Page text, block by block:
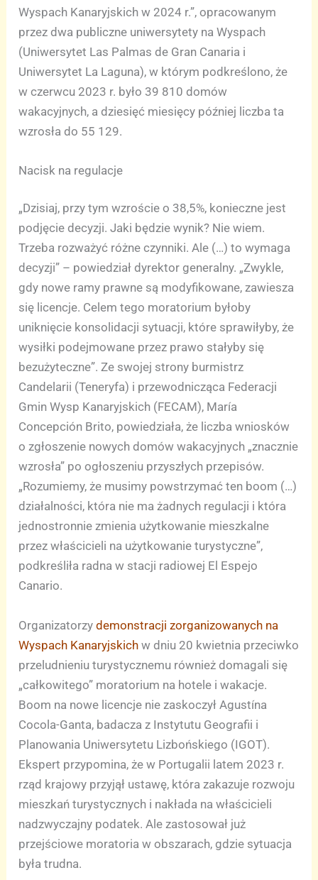
Wyspach Kanaryjskich w 2024 r.”, opracowanym
przez dwa publiczne uniwersytety na Wyspach
(Uniwersytet Las Palmas de Gran Canaria i
Uniwersytet La Laguna), w którym podkreślono, że
w czerwcu 2023 r. było 39 810 domów
wakacyjnych, a dziesięć miesięcy później liczba ta
wzrosła do 55 129.
Nacisk na regulacje
„Dzisiaj, przy tym wzroście o 38,5%, konieczne jest
podjęcie decyzji. Jaki będzie wynik? Nie wiem.
Trzeba rozważyć różne czynniki. Ale (…) to wymaga
decyzji” – powiedział dyrektor generalny. „Zwykle,
gdy nowe ramy prawne są modyfikowane, zawiesza
się licencje. Celem tego moratorium byłoby
uniknięcie konsolidacji sytuacji, które sprawiłyby, że
wysiłki podejmowane przez prawo stałyby się
bezużyteczne”. Ze swojej strony burmistrz
Candelarii (Teneryfa) i przewodnicząca Federacji
Gmin Wysp Kanaryjskich (FECAM), María
Concepción Brito, powiedziała, że liczba wniosków
o zgłoszenie nowych domów wakacyjnych „znacznie
wzrosła” po ogłoszeniu przyszłych przepisów.
„Rozumiemy, że musimy powstrzymać ten boom (…)
działalności, która nie ma żadnych regulacji i która
jednostronnie zmienia użytkowanie mieszkalne
przez właścicieli na użytkowanie turystyczne”,
podkreśliła radna w stacji radiowej El Espejo
Canario.
Organizatorzydemonstracji zorganizowanych na
Wyspach Kanaryjskich w dniu 20 kwietnia przeciwko
przeludnieniu turystycznemu również domagali się
„całkowitego” moratorium na hotele i wakacje.
Boom na nowe licencje nie zaskoczył Agustína
Cocola-Ganta, badacza z Instytutu Geografii i
Planowania Uniwersytetu Lizbońskiego (IGOT).
Ekspert przypomina, że w Portugalii latem 2023 r.
rząd krajowy przyjął ustawę, która zakazuje rozwoju
mieszkań turystycznych i nakłada na właścicieli
nadzwyczajny podatek. Ale zastosował już
przejściowe moratoria w obszarach, gdzie sytuacja
była trudna.